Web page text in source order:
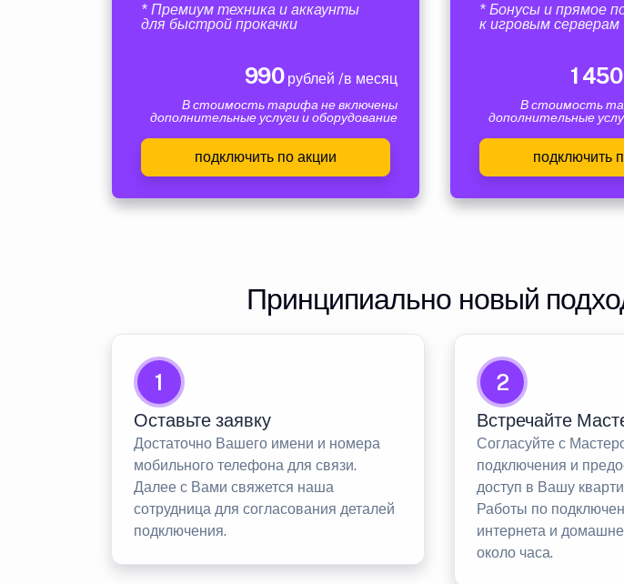
* Премиум техника и аккаунты
для быстрой прокачки
990рублей /в месяц
В стоимость тарифа не включены
дополнительные услуги и оборудование
подключить по акции
* Бонусы и прямое
к игровым серверам
1 450
В стоимость
дополнительные
подключить
Принципиально новый
1
Оставьте заявку
Достаточно Вашего имени и номера
мобильного телефона для связи.
Далее с Вами свяжется наша
сотрудница для согласования деталей
подключения.
2
Встречайте
Согласуйте с
подключения и
доступ в Вашу
Работы по
интернета и
около часа.